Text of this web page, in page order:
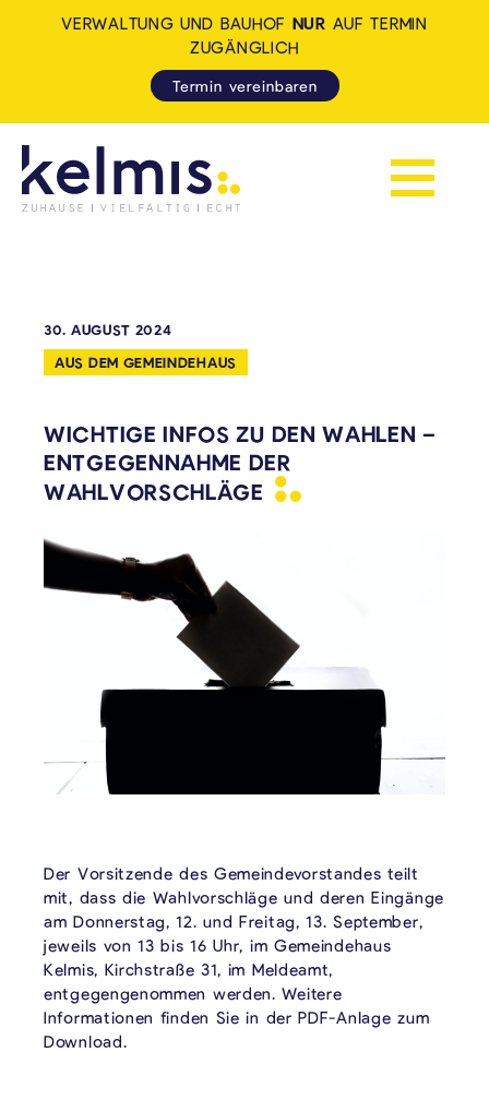
Navigation
VERWALTUNG UND BAUHOF NUR AUF TERMIN
ZUGÄNGLICH
Termin vereinbaren
30. AUGUST 2024
AUS DEM GEMEINDEHAUS
WICHTIGE INFOS ZU DEN WAHLEN –
ENTGEGENNAHME DER
WAHLVORSCHLÄGE
Der Vorsitzende des Gemeindevorstandes teilt
mit, dass die Wahlvorschläge und deren Eingänge
am Donnerstag, 12. und Freitag, 13. September,
jeweils von 13 bis 16 Uhr, im Gemeindehaus
Kelmis, Kirchstraße 31, im Meldeamt,
entgegengenommen werden. Weitere
Informationen finden Sie in der PDF-Anlage zum
Download.